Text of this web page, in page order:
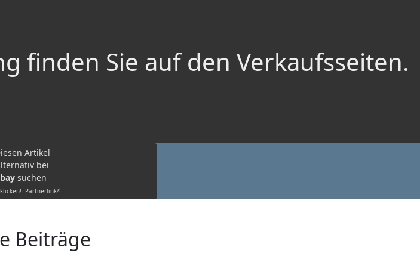
finden Sie auf den Verkaufsseiten.
Artikel
bei
suchen
klicken!- Partnerlink*
Beiträge